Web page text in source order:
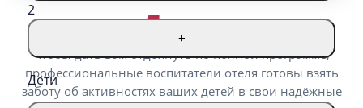
2
+
Дети
Детям
Чтобы дать вам отдохнуть по полной программе,
профессиональные воспитатели отеля готовы взять
заботу об активностях ваших детей в свои надёжные